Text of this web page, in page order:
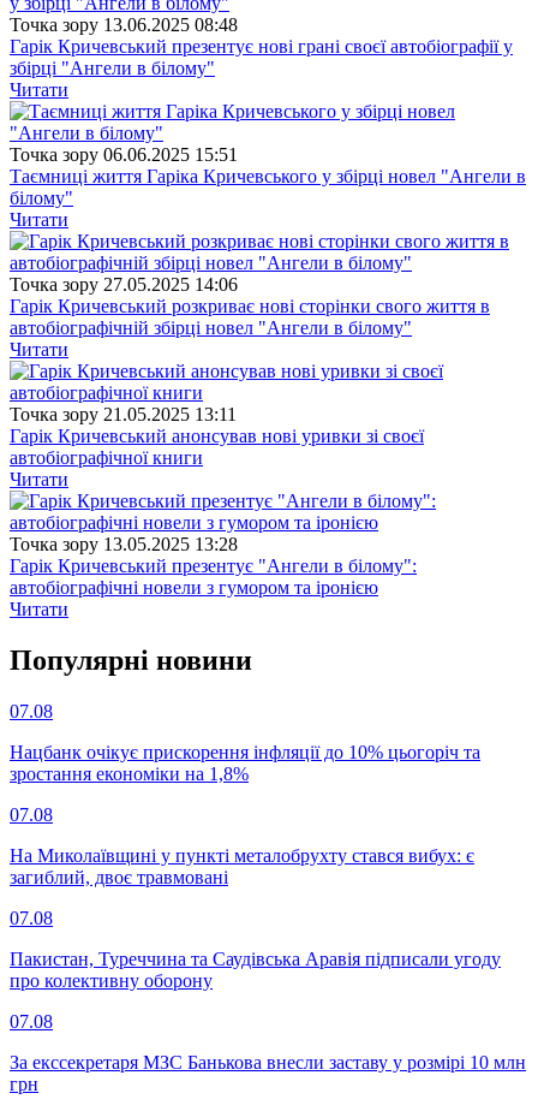
Точка зору 13.06.2025 08:48
Гарік Кричевський презентує нові грані своєї автобіографії у
збірці "Ангели в білому"
Читати
Точка зору 06.06.2025 15:51
Таємниці життя Гаріка Кричевського у збірці новел "Ангели в
білому"
Читати
Точка зору 27.05.2025 14:06
Гарік Кричевський розкриває нові сторінки свого життя в
автобіографічній збірці новел "Ангели в білому"
Читати
Точка зору 21.05.2025 13:11
Гарік Кричевський анонсував нові уривки зі своєї
автобіографічної книги
Читати
Точка зору 13.05.2025 13:28
Гарік Кричевський презентує "Ангели в білому":
автобіографічні новели з гумором та іронією
Читати
Популярнi новини
07.08
Нацбанк очікує прискорення інфляції до 10% цьогоріч та
зростання економіки на 1,8%
07.08
На Миколаївщині у пункті металобрухту стався вибух: є
загиблий, двоє травмовані
07.08
Пакистан, Туреччина та Саудівська Аравія підписали угоду
про колективну оборону
07.08
За екссекретаря МЗС Банькова внесли заставу у розмірі 10 млн
грн